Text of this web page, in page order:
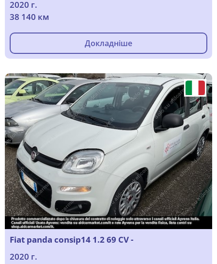
2020 г.
38 140 км
Докладніше
Fiat panda consip14 1.2 69 CV -
2020 г.